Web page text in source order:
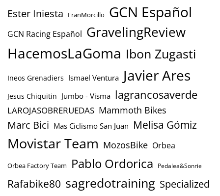
Ester Iniesta FranMorcillo GCN Español
GCN Racing Español GravelingReview
HacemosLaGoma Ibon Zugasti
Ineos Grenadiers Ismael Ventura Javier Ares
Jesus Chiquitin Jumbo - Visma lagrancosaverde
LAROJASOBRERUEDAS Mammoth Bikes
Marc Bici Mas Ciclismo San Juan Melisa Gómiz
Movistar Team MozosBike Orbea
Orbea Factory Team Pablo Ordorica Pedalea&Sonrie
Rafabike80 sagredotraining Specialized